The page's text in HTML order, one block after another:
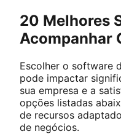
20 Melhores
Acompanhar
Escolher o software
pode impactar
sua empresa e a
opções listadas
de recursos
de negócios.